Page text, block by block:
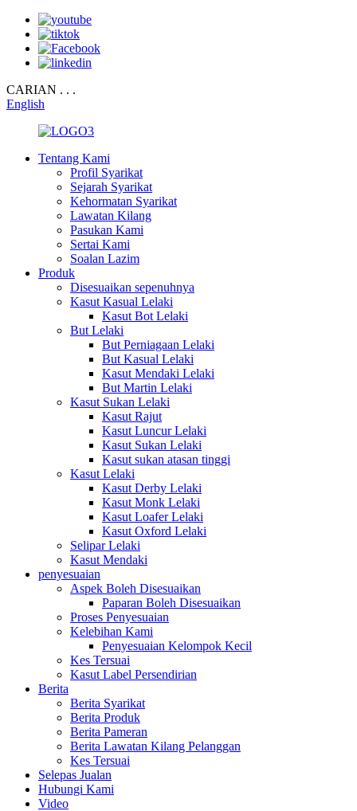
CARIAN . . .
English
Tentang Kami
Profil Syarikat
Sejarah Syarikat
Kehormatan Syarikat
Lawatan Kilang
Pasukan Kami
Sertai Kami
Soalan Lazim
Produk
Disesuaikan sepenuhnya
Kasut Kasual Lelaki
Kasut Bot Lelaki
But Lelaki
But Perniagaan Lelaki
But Kasual Lelaki
Kasut Mendaki Lelaki
But Martin Lelaki
Kasut Sukan Lelaki
Kasut Rajut
Kasut Luncur Lelaki
Kasut Sukan Lelaki
Kasut sukan atasan tinggi
Kasut Lelaki
Kasut Derby Lelaki
Kasut Monk Lelaki
Kasut Loafer Lelaki
Kasut Oxford Lelaki
Selipar Lelaki
Kasut Mendaki
penyesuaian
Aspek Boleh Disesuaikan
Paparan Boleh Disesuaikan
Proses Penyesuaian
Kelebihan Kami
Penyesuaian Kelompok Kecil
Kes Tersuai
Kasut Label Persendirian
Berita
Berita Syarikat
Berita Produk
Berita Pameran
Berita Lawatan Kilang Pelanggan
Kes Tersuai
Selepas Jualan
Hubungi Kami
Video